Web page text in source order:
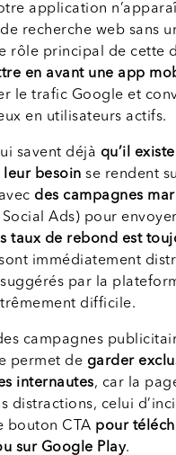
application
de recherche web sans
rôle principal de cette
en avant une app
le trafic Google et
en utilisateurs actifs.
savent déjà qu’il
besoin se rendent
des campagnes
Ads) pour
taux de rebond est
sont immédiatement
par la
difficile.
campagnes
permet de garder
internautes, car la
distractions, celui
bouton CTA pour
sur Google Play.